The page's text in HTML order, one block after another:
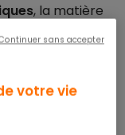
, la matière
élevés que
votre vie
sans accepter